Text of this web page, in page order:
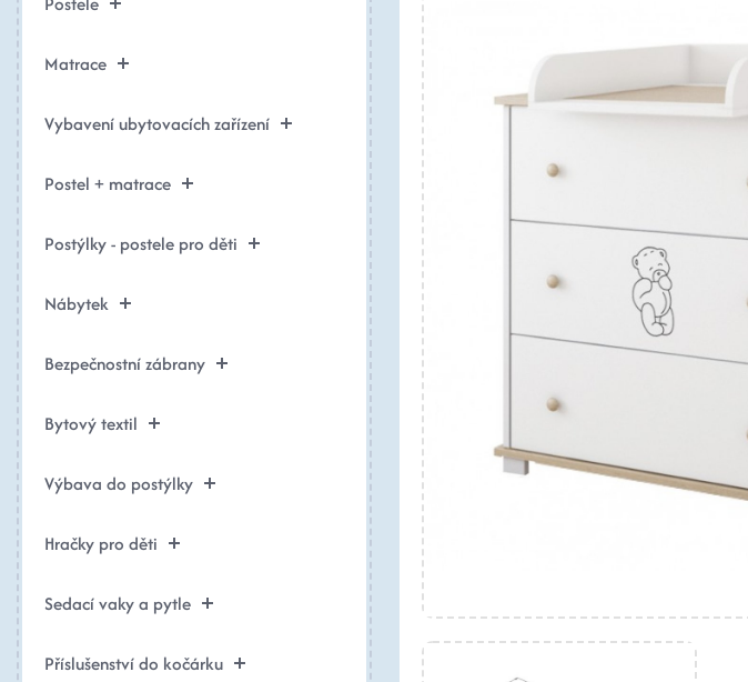
Matrace
Vybavení ubytovacích zařízení
Postel + matrace
Postýlky - postele pro děti
Nábytek
Bezpečnostní zábrany
Bytový textil
Výbava do postýlky
Hračky pro děti
Sedací vaky a pytle
Příslušenství do kočárku